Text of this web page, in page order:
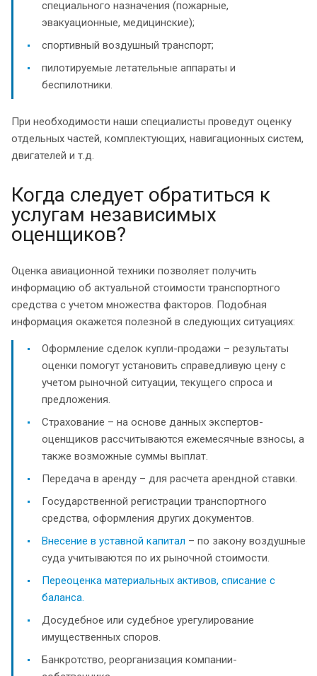
специального назначения (пожарные,
эвакуационные, медицинские);
спортивный воздушный транспорт;
пилотируемые летательные аппараты и
беспилотники.
При необходимости наши специалисты проведут оценку
отдельных частей, комплектующих, навигационных систем,
двигателей и т.д.
Когда следует обратиться к
услугам независимых
оценщиков?
Оценка авиационной техники позволяет получить
информацию об актуальной стоимости транспортного
средства с учетом множества факторов. Подобная
информация окажется полезной в следующих ситуациях:
Оформление сделок купли-продажи – результаты
оценки помогут установить справедливую цену с
учетом рыночной ситуации, текущего спроса и
предложения.
Страхование – на основе данных экспертов-
оценщиков рассчитываются ежемесячные взносы, а
также возможные суммы выплат.
Передача в аренду – для расчета арендной ставки.
Государственной регистрации транспортного
средства, оформления других документов.
Внесение в уставной капитал – по закону воздушные
суда учитываются по их рыночной стоимости.
Переоценка материальных активов, списание с
баланса.
Досудебное или судебное урегулирование
имущественных споров.
Банкротство, реорганизация компании-